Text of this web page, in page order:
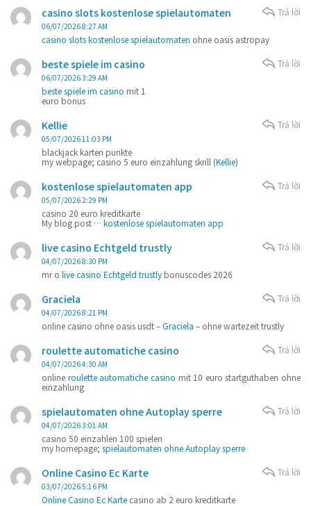
casino slots kostenlose spielautomaten
06/07/2026 8:27 AM
casino slots kostenlose spielautomaten ohne oasis astropay
Trả lời
beste spiele im casino
06/07/2026 3:29 AM
beste spiele im casino mit 1
euro bonus
Trả lời
Kellie
05/07/2026 11:03 PM
blackjack karten punkte
my webpage; casino 5 euro einzahlung skrill (Kellie)
Trả lời
kostenlose spielautomaten app
05/07/2026 2:29 PM
casino 20 euro kreditkarte
My blog post … kostenlose spielautomaten app
Trả lời
live casino Echtgeld trustly
04/07/2026 8:30 PM
mr o live casino Echtgeld trustly bonuscodes 2026
Trả lời
Graciela
04/07/2026 8:21 PM
online casino ohne oasis usdt –Graciela – ohne wartezeit trustly
Trả lời
roulette automatiche casino
04/07/2026 4:30 AM
online roulette automatiche casino mit 10 euro startguthaben ohne
einzahlung
Trả lời
spielautomaten ohne Autoplay sperre
04/07/2026 3:01 AM
casino 50 einzahlen 100 spielen
my homepage; spielautomaten ohne Autoplay sperre
Trả lời
Online Casino Ec Karte
03/07/2026 5:16 PM
Online Casino Ec Karte casino ab 2 euro kreditkarte
Trả lời